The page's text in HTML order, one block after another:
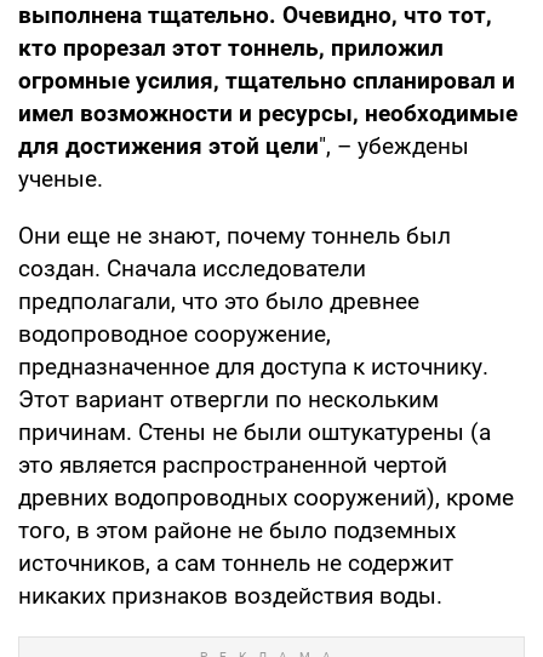
выполнена тщательно. Очевидно, что тот,
кто прорезал этот тоннель, приложил
огромные усилия, тщательно спланировал и
имел возможности и ресурсы, необходимые
для достижения этой цели", – убеждены
ученые.
Они еще не знают, почему тоннель был
создан. Сначала исследователи
предполагали, что это было древнее
водопроводное сооружение,
предназначенное для доступа к источнику.
Этот вариант отвергли по нескольким
причинам. Стены не были оштукатурены (а
это является распространенной чертой
древних водопроводных сооружений), кроме
того, в этом районе не было подземных
источников, а сам тоннель не содержит
никаких признаков воздействия воды.